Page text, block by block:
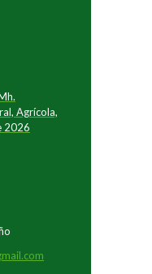
Agrícola,
2026